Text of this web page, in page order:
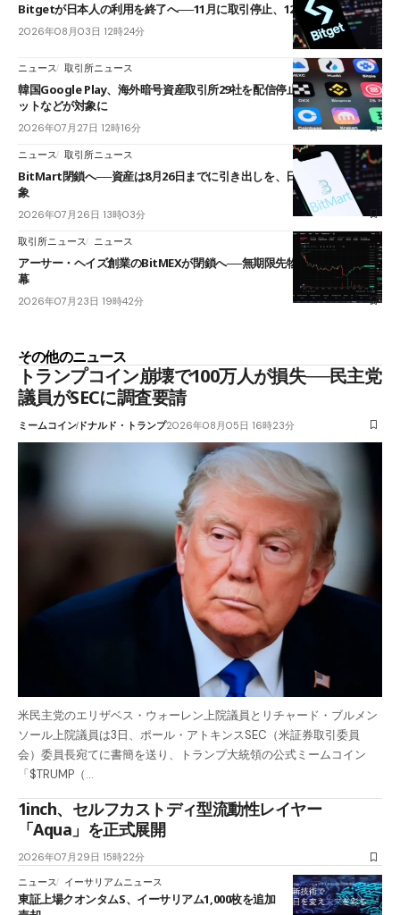
Bitgetが日本人の利用を終了へ──11月に取引停止、12月末に強制決済
2026年08月03日 12時24分
ニュース 取引所ニュース
韓国Google Play、海外暗号資産取引所29社を配信停止──OKXやバイビ
ットなどが対象に
2026年07月27日 12時16分
ニュース 取引所ニュース
BitMart閉鎖へ──資産は8月26日までに引き出しを、日本人利用者も対
象
2026年07月26日 13時03分
取引所ニュース ニュース
アーサー・ヘイズ創業のBitMEXが閉鎖へ──無期限先物を生んだ11年に
幕
2026年07月23日 19時42分
その他のニュース
トランプコイン崩壊で100万人が損失──民主党
議員がSECに調査要請
ミームコインドナルド・トランプ2026年08月05日 16時23分
米民主党のエリザベス・ウォーレン上院議員とリチャード・ブルメン
ソール上院議員は3日、ポール・アトキンスSEC（米証券取引委員
会）委員長宛てに書簡を送り、トランプ大統領の公式ミームコイン
「$TRUMP（…
1inch、セルフカストディ型流動性レイヤー
「Aqua」を正式展開
2026年07月29日 15時22分
ニュース
イーサリアムニュース
東証上場クオンタムS、イーサリアム1,000枚を追加